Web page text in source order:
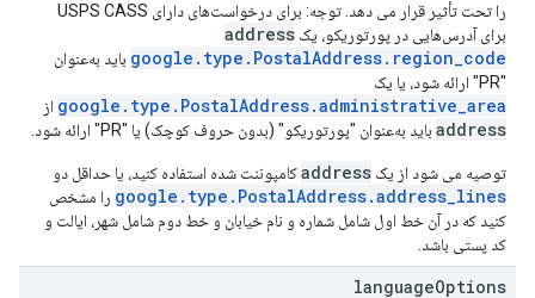
را تحت تأثیر قرار می دهد. توجه: برای درخواست‌های دارای USPS CASS
برای آدرس‌هایی در پورتوریکو، یک address
google.type.PostalAddress.region_code باید به‌عنوان
"PR" ارائه شود، یا یک
google.type.PostalAddress.administrative_area از
address باید به‌عنوان "پورتوریکو" (بدون حروف کوچک) یا "PR" ارائه شود.
توصیه می شود از یک addressکامپوننت شده استفاده کنید، یا حداقل دو
google.type.PostalAddress.address_lines را مشخص
کنید که در آن خط اول شامل شماره و نام خیابان و خط دوم شامل شهر، ایالت و
کد پستی باشد.
languageOptions